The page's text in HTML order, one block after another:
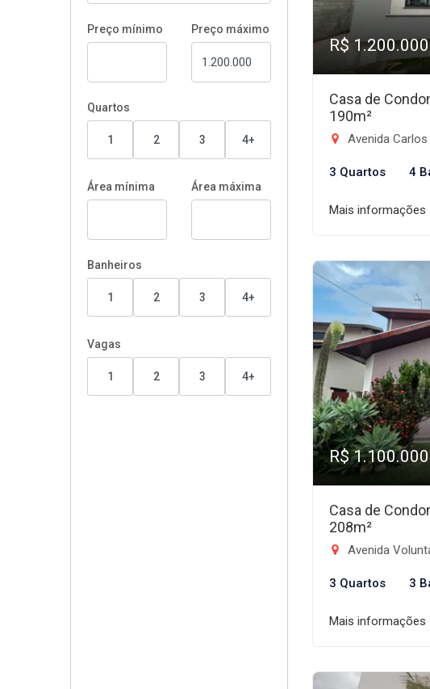
Preço mínimo Preço máximo
Quartos
1 2 3 4+
Área mínima Área máxima
Banheiros
1 2 3 4+
Vagas
1 2 3 4+
R$ 1.200.000
Casa de
190m²
Avenida Carlos
3 Quartos 4
Mais informações
R$ 1.100.000
Casa de
208m²
Avenida Voluntário
3 Quartos 3
Mais informações